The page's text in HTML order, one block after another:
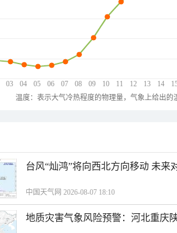
03 04 05 06 07 08 09 10 11 12 13 14
温度：表示大气冷热程度的物理量，气象上给出
台风“灿鸿”将向西北方向移动 未来
中国天气网 2026-08-07 18:10
地质灾害气象风险预警：河北重庆